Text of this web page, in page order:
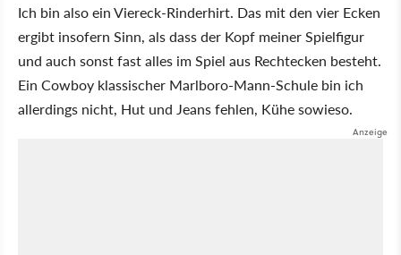
Ich bin also ein Viereck-Rinderhirt. Das mit den vier Ecken
ergibt insofern Sinn, als dass der Kopf meiner Spielfigur
und auch sonst fast alles im Spiel aus Rechtecken besteht.
Ein Cowboy klassischer Marlboro-Mann-Schule bin ich
allerdings nicht, Hut und Jeans fehlen, Kühe sowieso.